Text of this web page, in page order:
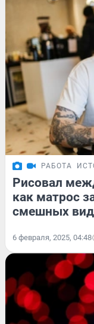
РАБОТА
Рисовал
как матрос
смешных
6 февраля, 2025, 04:48